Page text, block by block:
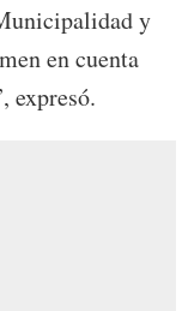
y
en cuenta
expresó.